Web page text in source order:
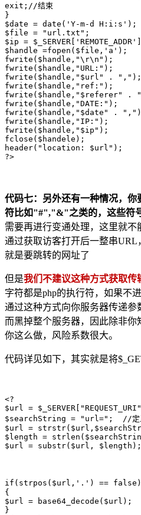
exit;//结束
}
$date = date('Y-m-d H:i:s');
$file = "url.txt";
$ip =
$handle =fopen($file,'a');
fwrite($handle,"\r\n");
fwrite($handle,"URL:");
fwrite($handle,"$url" .
fwrite($handle,"ref:");
fwrite($handle,"$referer" .
fwrite($handle,"DATE:");
fwrite($handle,"$date" .
fwrite($handle,"IP:");
fwrite($handle,"$ip");
fclose($handele);
header("location: $url");
?>
代码七： 另外还有一种情况，
符比如"#","&"之类的，这些符
需要再进行变通处理，这里就不
通过获取访客打开后一整串
就是要跳转的网址了
但是我们不建议这种方式获取传
字符都是php的执行符，如果不
通过这种方式向你服务器传递
而黑掉整个服务器，因此除非
你这么做，风险系数很大。
代码详见如下，其实就是将
<?
$url =
$searchString = "url=";  //定义
$url =
$length =
$url = substr($url, $length);
if(strpos($url,'.') == false) //域
{
$url = base64_decode($url);
}